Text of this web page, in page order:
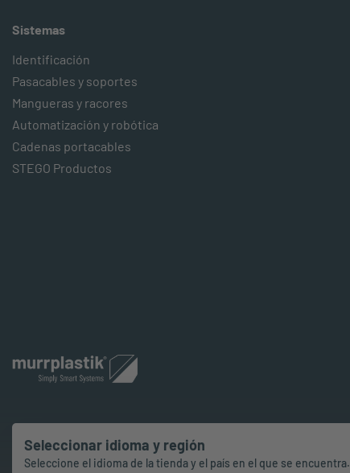
Sistemas
Identificación
Pasacables y soportes
Mangueras y racores
Automatización y robótica
Cadenas portacables
STEGO Productos
Seleccionar idioma y región
Seleccione el idioma de la tienda y el país en el que se encuentra.